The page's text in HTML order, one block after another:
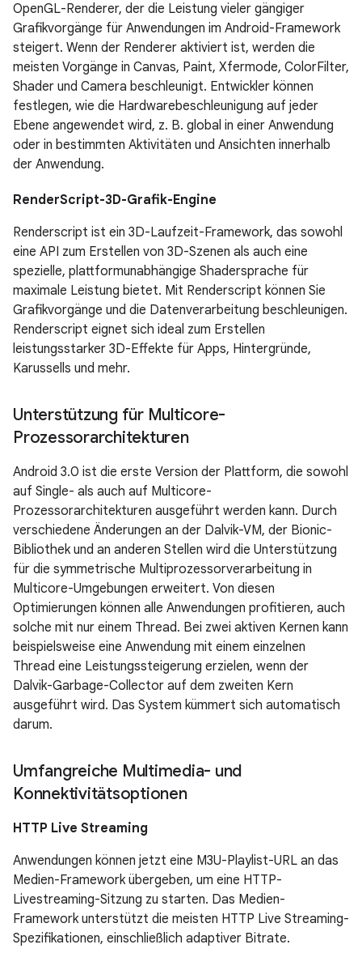
OpenGL-Renderer, der die Leistung vieler gängiger
Grafikvorgänge für Anwendungen im Android-Framework
steigert. Wenn der Renderer aktiviert ist, werden die
meisten Vorgänge in Canvas, Paint, Xfermode, ColorFilter,
Shader und Camera beschleunigt. Entwickler können
festlegen, wie die Hardwarebeschleunigung auf jeder
Ebene angewendet wird, z. B. global in einer Anwendung
oder in bestimmten Aktivitäten und Ansichten innerhalb
der Anwendung.
RenderScript-3D-Grafik-Engine
Renderscript ist ein 3D-Laufzeit-Framework, das sowohl
eine API zum Erstellen von 3D-Szenen als auch eine
spezielle, plattformunabhängige Shadersprache für
maximale Leistung bietet. Mit Renderscript können Sie
Grafikvorgänge und die Datenverarbeitung beschleunigen.
Renderscript eignet sich ideal zum Erstellen
leistungsstarker 3D-Effekte für Apps, Hintergründe,
Karussells und mehr.
Unterstützung für Multicore-
Prozessorarchitekturen
Android 3.0 ist die erste Version der Plattform, die sowohl
auf Single- als auch auf Multicore-
Prozessorarchitekturen ausgeführt werden kann. Durch
verschiedene Änderungen an der Dalvik-VM, der Bionic-
Bibliothek und an anderen Stellen wird die Unterstützung
für die symmetrische Multiprozessorverarbeitung in
Multicore-Umgebungen erweitert. Von diesen
Optimierungen können alle Anwendungen profitieren, auch
solche mit nur einem Thread. Bei zwei aktiven Kernen kann
beispielsweise eine Anwendung mit einem einzelnen
Thread eine Leistungssteigerung erzielen, wenn der
Dalvik-Garbage-Collector auf dem zweiten Kern
ausgeführt wird. Das System kümmert sich automatisch
darum.
Umfangreiche Multimedia- und
Konnektivitätsoptionen
HTTP Live Streaming
Anwendungen können jetzt eine M3U-Playlist-URL an das
Medien-Framework übergeben, um eine HTTP-
Livestreaming-Sitzung zu starten. Das Medien-
Framework unterstützt die meisten HTTP Live Streaming-
Spezifikationen, einschließlich adaptiver Bitrate.